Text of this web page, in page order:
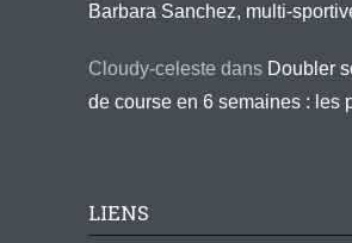
Barbara Sanchez, multi-
Cloudy-celeste dans Doubler
de course en 6 semaines : les
LIENS